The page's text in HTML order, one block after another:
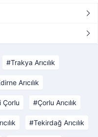
Trakya Arıcılık
Arıcılık
Çorlu Çorlu Arıcılık
Tekirdağ Arıcılık